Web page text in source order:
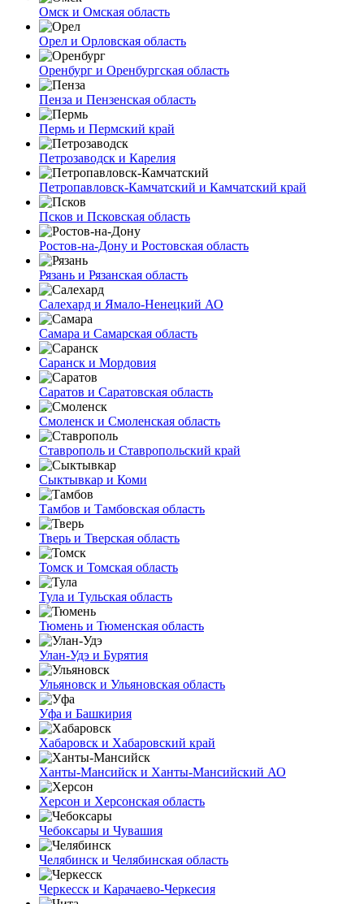
Омск и Омская область
Орел и Орловская область
Оренбург и Оренбургская область
Пенза и Пензенская область
Пермь и Пермский край
Петрозаводск и Карелия
Петропавловск-Камчатский и Камчатский край
Псков и Псковская область
Ростов-на-Дону и Ростовская область
Рязань и Рязанская область
Салехард и Ямало-Ненецкий АО
Самара и Самарская область
Саранск и Мордовия
Саратов и Саратовская область
Смоленск и Смоленская область
Ставрополь и Ставропольский край
Сыктывкар и Коми
Тамбов и Тамбовская область
Тверь и Тверская область
Томск и Томская область
Тула и Тульская область
Тюмень и Тюменская область
Улан-Удэ и Бурятия
Ульяновск и Ульяновская область
Уфа и Башкирия
Хабаровск и Хабаровский край
Ханты-Мансийск и Ханты-Мансийский АО
Херсон и Херсонская область
Чебоксары и Чувашия
Челябинск и Челябинская область
Черкесск и Карачаево-Черкесия